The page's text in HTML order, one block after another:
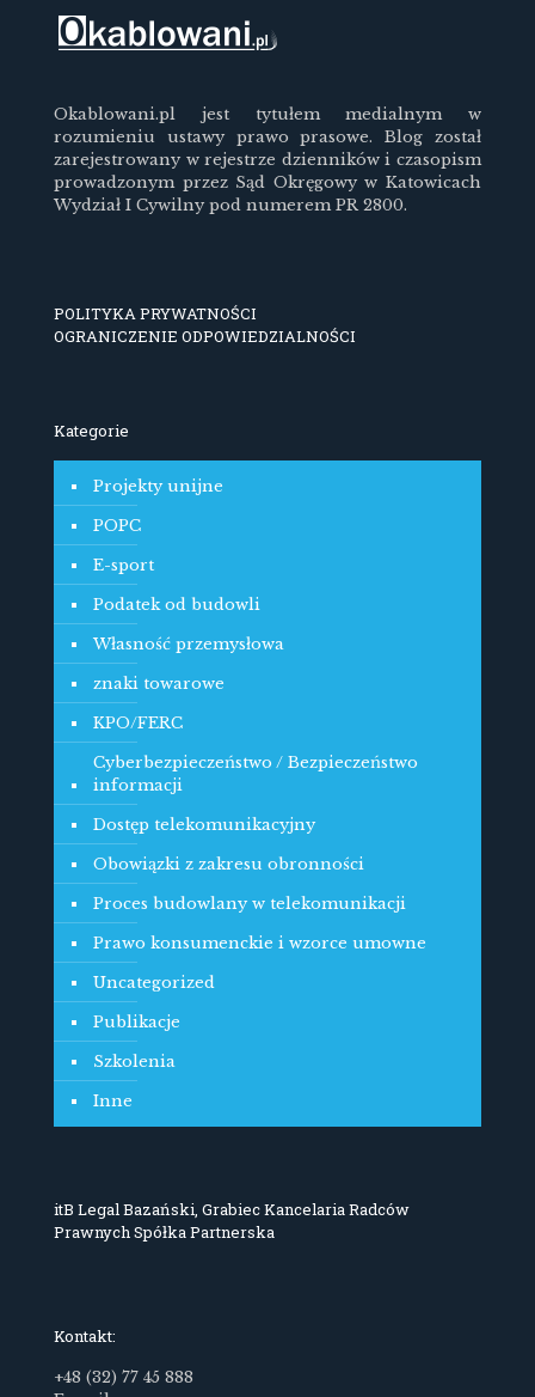
Okablowani.pl jest tytułem medialnym w
rozumieniu ustawy prawo prasowe. Blog został
zarejestrowany w rejestrze dzienników i czasopism
prowadzonym przez Sąd Okręgowy w Katowicach
Wydział I Cywilny pod numerem PR 2800.
POLITYKA PRYWATNOŚCI
OGRANICZENIE ODPOWIEDZIALNOŚCI
Kategorie
Projekty unijne
POPC
E-sport
Podatek od budowli
Własność przemysłowa
znaki towarowe
KPO/FERC
Cyberbezpieczeństwo / Bezpieczeństwo
informacji
Dostęp telekomunikacyjny
Obowiązki z zakresu obronności
Proces budowlany w telekomunikacji
Prawo konsumenckie i wzorce umowne
Uncategorized
Publikacje
Szkolenia
Inne
itB Legal Bazański, Grabiec Kancelaria Radców
Prawnych Spółka Partnerska
Kontakt:
+48 (32) 77 45 888